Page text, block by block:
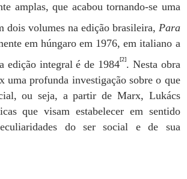
amplas, que acabou tornando-se uma
dois volumes na edição brasileira, Para
em húngaro em 1976, em italiano a
edição integral é de 1984[2]. Nesta obra
profunda investigação sobre o que
ou seja, a partir de Marx, Lukács
que visam estabelecer em sentido
do ser social e de sua